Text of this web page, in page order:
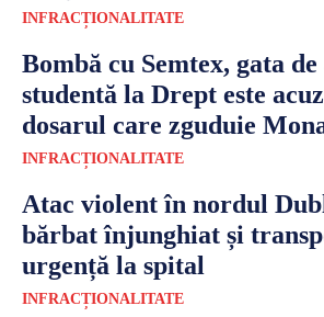
INFRACȚIONALITATE
Bombă cu Semtex, gata
studentă la Drept este
dosarul care zguduie
INFRACȚIONALITATE
Atac violent în nordul
bărbat înjunghiat și
urgență la spital
INFRACȚIONALITATE